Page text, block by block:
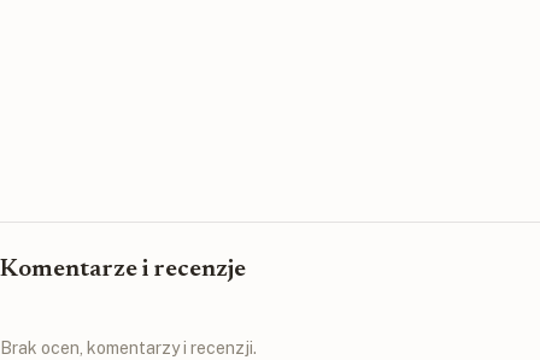
Komentarze i recenzje
Brak ocen, komentarzy i recenzji.